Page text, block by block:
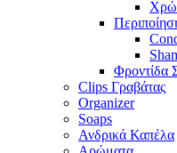
Φροντίδα
Clips Γραβάτας
Organizer
Soaps
Ανδρικά Καπέλα